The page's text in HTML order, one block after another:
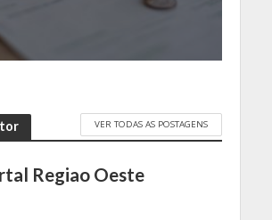
VER TODAS AS POSTAGENS
Regiao Oeste